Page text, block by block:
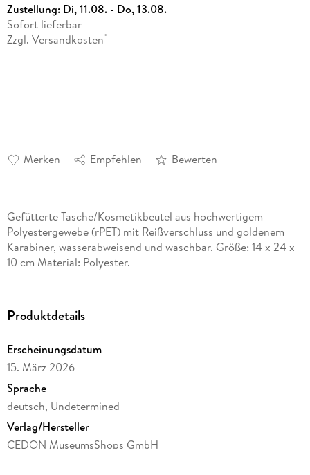
Zustellung: Di, 11.08. - Do, 13.08.
Sofort lieferbar
Zzgl. Versandkosten *
Merken Empfehlen Bewerten
Gefütterte Tasche/Kosmetikbeutel aus hochwertigem
Polyestergewebe (rPET) mit Reißverschluss und goldenem
Karabiner, wasserabweisend und waschbar. Größe: 14 x 24 x
10 cm Material: Polyester.
Produktdetails
Erscheinungsdatum
15. März 2026
Sprache
deutsch, Undetermined
Verlag/Hersteller
CEDON MuseumsShops GmbH